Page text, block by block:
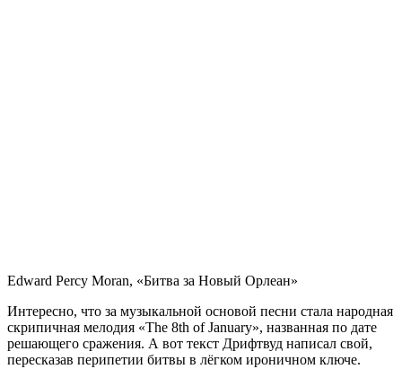
Edward Percy Moran, «Битва за Новый Орлеан»
Интересно, что за музыкальной основой песни стала народная
скрипичная мелодия «The 8th of January», названная по дате
решающего сражения. А вот текст Дрифтвуд написал свой,
пересказав перипетии битвы в лёгком ироничном ключе.